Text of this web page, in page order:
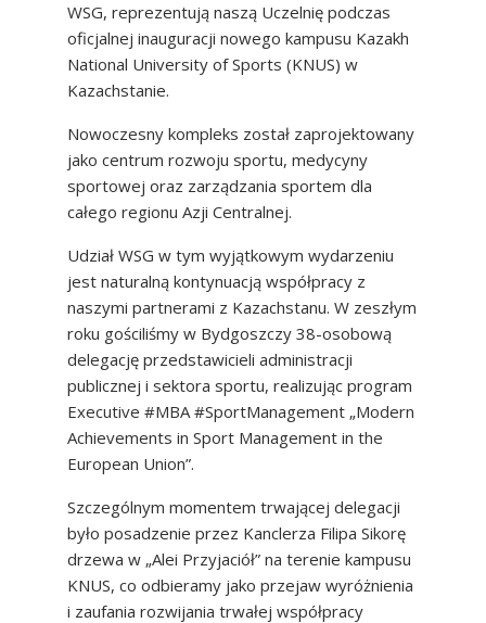
WSG, reprezentują naszą Uczelnię podczas
oficjalnej inauguracji nowego kampusu Kazakh
National University of Sports (KNUS) w
Kazachstanie.
Nowoczesny kompleks został zaprojektowany
jako centrum rozwoju sportu, medycyny
sportowej oraz zarządzania sportem dla
całego regionu Azji Centralnej.
Udział WSG w tym wyjątkowym wydarzeniu
jest naturalną kontynuacją współpracy z
naszymi partnerami z Kazachstanu. W zeszłym
roku gościliśmy w Bydgoszczy 38-osobową
delegację przedstawicieli administracji
publicznej i sektora sportu, realizując program
Executive #MBA #SportManagement „Modern
Achievements in Sport Management in the
European Union”.
Szczególnym momentem trwającej delegacji
było posadzenie przez Kanclerza Filipa Sikorę
drzewa w „Alei Przyjaciół” na terenie kampusu
KNUS, co odbieramy jako przejaw wyróżnienia
i zaufania rozwijania trwałej współpracy